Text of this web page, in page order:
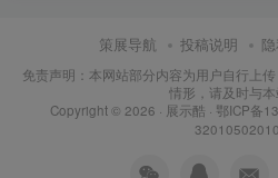
策展导航 投稿说明
免责声明：本网站部分内容为用户自行上
情形，请及时与本
Copyright © 2026 · 展示酷 · 鄂ICP备